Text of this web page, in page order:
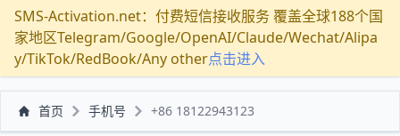
SMS-Activation.net：付费短信接收服务 覆盖全球188个国
家地区Telegram/Google/OpenAI/Claude/Wechat/Alipa
y/TikTok/RedBook/Any other点击进入
首页 手机号 +86 18122943123